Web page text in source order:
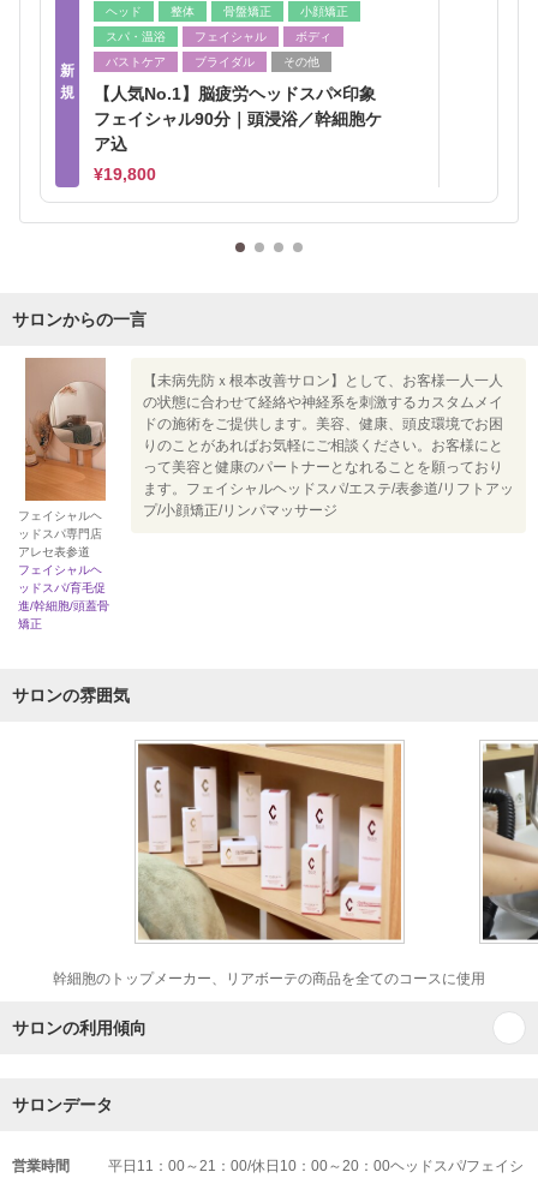
新
規
ヘッド
整体 骨盤矯正
小顔矯正
スパ・温浴
フェイシャル
ボディ
バストケア
ブライダル その他
【人気No.1】脳疲労ヘッドスパ×印象
フェイシャル90分｜頭浸浴／幹細胞ケ
ア込
¥19,800
サロンからの一言
フェイシャルヘ
ッドスパ専門店
アレセ表参道
フェイシャルヘ
ッドスパ/育毛促
進/幹細胞/頭蓋骨
矯正
【未病先防ｘ根本改善サロン】として、お客様一人一人
の状態に合わせて経絡や神経系を刺激するカスタムメイ
ドの施術をご提供します。美容、健康、頭皮環境でお困
りのことがあればお気軽にご相談ください。お客様にと
って美容と健康のパートナーとなれることを願っており
ます。フェイシャルヘッドスパ/エステ/表参道/リフトアッ
プ/小顔矯正/リンパマッサージ
サロンの雰囲気
幹細胞のトップメーカー、リアボーテの商品を全てのコースに使用
サロンの利用傾向
サロンデータ
営業時間
平日11：00～21：00/休日10：00～20：00ヘッドスパ/フェイシ